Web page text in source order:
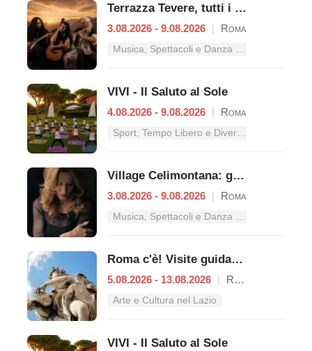
Terrazza Tevere, tutti i concerti dal 3 al 9 agosto
3.08.2026 - 9.08.2026 | Roma
Musica, Spettacoli e Danza nel Lazio
VIVI - Il Saluto al Sole
4.08.2026 - 9.08.2026 | Roma
Sport, Tempo Libero e Divertimento nel Lazio
Village Celimontana: gli appuntamenti dal 3 al 9 agosto
3.08.2026 - 9.08.2026 | Roma
Musica, Spettacoli e Danza nel Lazio
Roma c'è! Visite guidate (anche per bambini) dal 5 al 13 agosto 2026
5.08.2026 - 13.08.2026 | Roma
Arte e Cultura nel Lazio
VIVI - Il Saluto al Sole